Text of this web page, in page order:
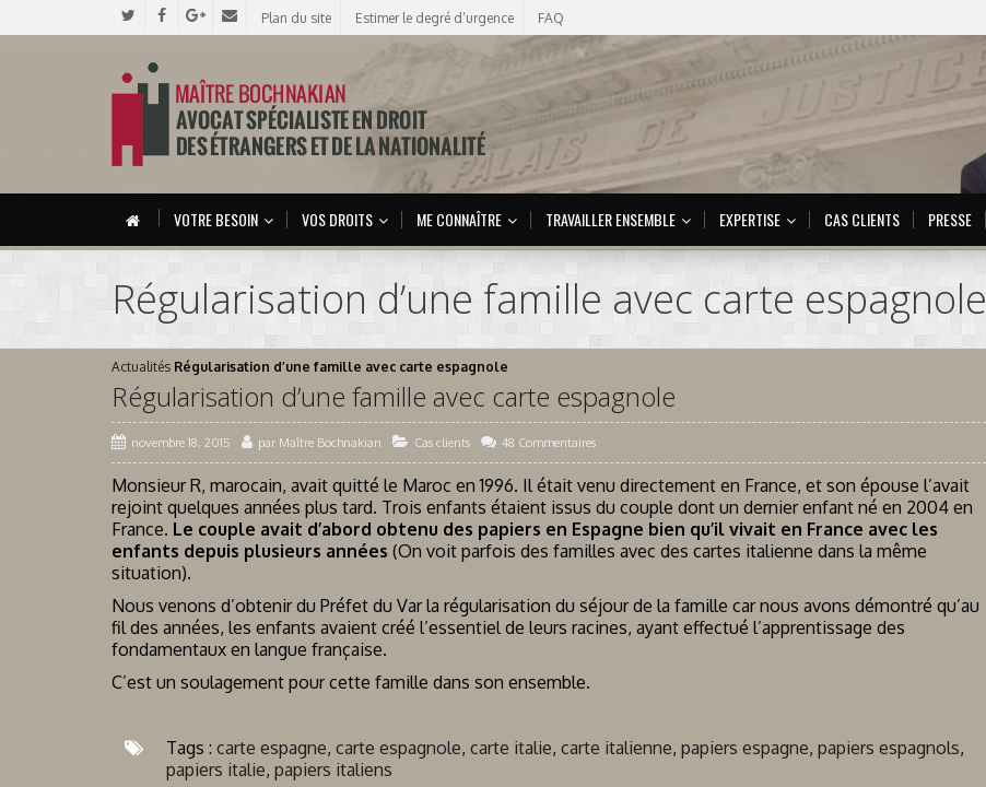
Plan du site Estimer le degré d’urgence FAQ
VOTRE BESOIN VOS DROITS ME CONNAÎTRE TRAVAILLER ENSEMBLE EXPERTISE CAS CLIENTS PRESSE
Régularisation d’une famille avec carte espagnole
Actualités Régularisation d’une famille avec carte espagnole
Régularisation d’une famille avec carte espagnole
novembre 18, 2015 par Maître Bochnakian Cas clients 48 Commentaires
Monsieur R, marocain, avait quitté le Maroc en 1996. Il était venu directement en France, et son épouse l’avait
rejoint quelques années plus tard. Trois enfants étaient issus du couple dont un dernier enfant né en 2004 en
France. Le couple avait d’abord obtenu des papiers en Espagne bien qu’il vivait en France avec les
enfants depuis plusieurs années (On voit parfois des familles avec des cartes italienne dans la même
situation).
Nous venons d’obtenir du Préfet du Var la régularisation du séjour de la famille car nous avons démontré qu’au
fil des années, les enfants avaient créé l’essentiel de leurs racines, ayant effectué l’apprentissage des
fondamentaux en langue française.
C’est un soulagement pour cette famille dans son ensemble.
Tags : carte espagne, carte espagnole, carte italie, carte italienne, papiers espagne, papiers espagnols,
papiers italie, papiers italiens